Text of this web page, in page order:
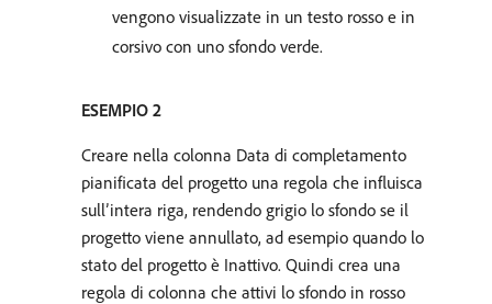
vengono visualizzate in un testo rosso e in
corsivo con uno sfondo verde.
ESEMPIO 2
Creare nella colonna Data di completamento
pianificata del progetto una regola che influisca
sull’intera riga, rendendo grigio lo sfondo se il
progetto viene annullato, ad esempio quando lo
stato del progetto è Inattivo. Quindi crea una
regola di colonna che attivi lo sfondo in rosso